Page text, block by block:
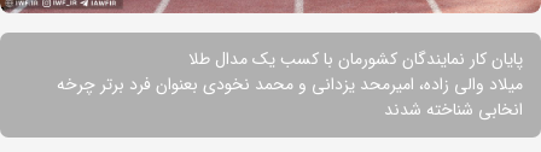
پایان کار نمایندگان کشورمان با کسب یک مدال طلا
میلاد والی زاده، امیرمحد یزدانی و محمد نخودی بعنوان فرد برتر چرخه
انخابی شناخته شدند